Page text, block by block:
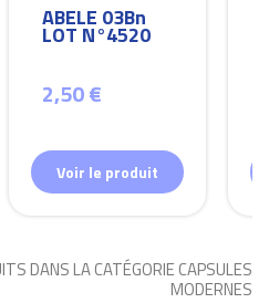
ABELE 03Bn
LOT N°4520
2,50 €
Voir le produit
DANS LA CATÉGORIE CAPSULES
MODERNES